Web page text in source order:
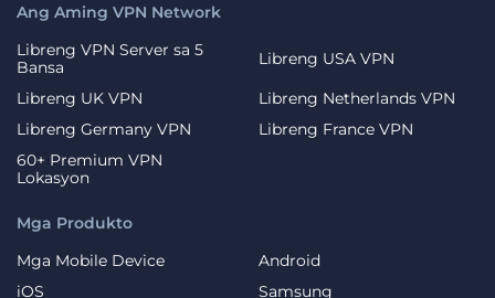
Mga Produkto
Mga Mobile Device
Android
iOS
Samsung
Ang Aming VPN Network
Libreng VPN Server sa 5
Bansa
Libreng USA VPN
Libreng UK VPN
Libreng Netherlands VPN
Libreng Germany VPN
Libreng France VPN
60+ Premium VPN
Lokasyon